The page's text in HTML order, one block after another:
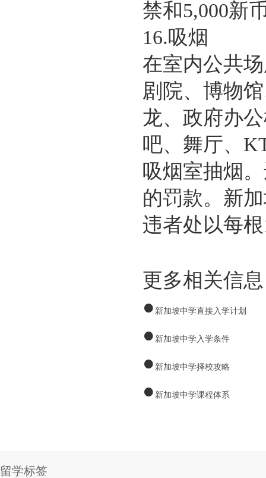
禁和5,000新
16.吸烟
在室内公共
剧院、博物
龙、政府办
吧、舞厅、
吸烟室抽烟
的罚款。新
违者处以每
更多相关信息
● 新加坡中学直接入学计划
● 新加坡中学入学条件
● 新加坡中学择校攻略
● 新加坡中学课程体系
留学标签